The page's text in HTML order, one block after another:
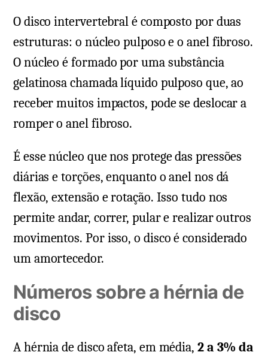
O disco intervertebral é composto por duas
estruturas: o núcleo pulposo e o anel fibroso.
O núcleo é formado por uma substância
gelatinosa chamada líquido pulposo que, ao
receber muitos impactos, pode se deslocar a
romper o anel fibroso.
É esse núcleo que nos protege das pressões
diárias e torções, enquanto o anel nos dá
flexão, extensão e rotação. Isso tudo nos
permite andar, correr, pular e realizar outros
movimentos. Por isso, o disco é considerado
um amortecedor.
Números sobre a hérnia de
disco
A hérnia de disco afeta, em média, 2 a 3% da